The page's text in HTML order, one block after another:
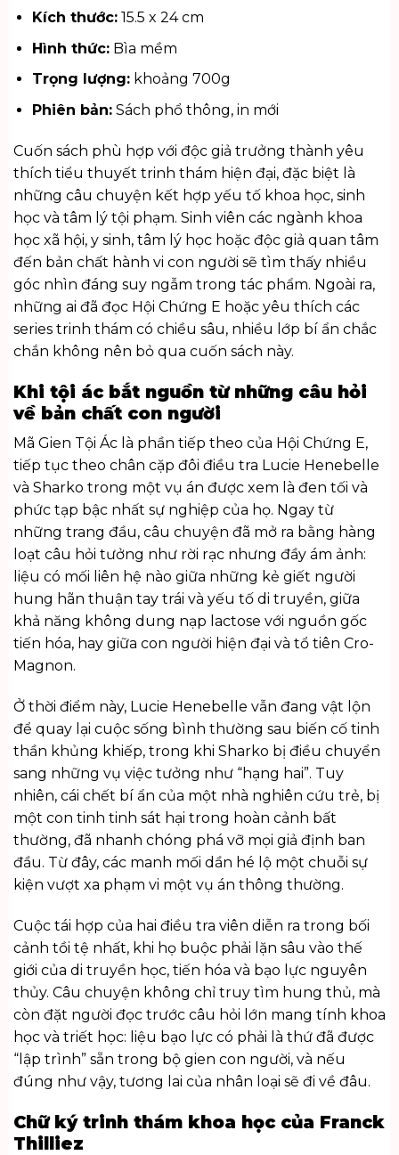
Kích thước:15.5 x 24 cm
Hình thức:Bìa mềm
Trọng lượng:khoảng 700g
Phiên bản:Sách phổ thông, in mới
Cuốn sách phù hợp với độc giả trưởng thành yêu
thích tiểu thuyết trinh thám hiện đại, đặc biệt là
những câu chuyện kết hợp yếu tố khoa học, sinh
học và tâm lý tội phạm. Sinh viên các ngành khoa
học xã hội, y sinh, tâm lý học hoặc độc giả quan tâm
đến bản chất hành vi con người sẽ tìm thấy nhiều
góc nhìn đáng suy ngẫm trong tác phẩm. Ngoài ra,
những ai đã đọc Hội Chứng E hoặc yêu thích các
series trinh thám có chiều sâu, nhiều lớp bí ẩn chắc
chắn không nên bỏ qua cuốn sách này.
Khi tội ác bắt nguồn từ những câu hỏi
về bản chất con người
Mã Gien Tội Ác là phần tiếp theo của Hội Chứng E,
tiếp tục theo chân cặp đôi điều tra Lucie Henebelle
và Sharko trong một vụ án được xem là đen tối và
phức tạp bậc nhất sự nghiệp của họ. Ngay từ
những trang đầu, câu chuyện đã mở ra bằng hàng
loạt câu hỏi tưởng như rời rạc nhưng đầy ám ảnh:
liệu có mối liên hệ nào giữa những kẻ giết người
hung hãn thuận tay trái và yếu tố di truyền, giữa
khả năng không dung nạp lactose với nguồn gốc
tiến hóa, hay giữa con người hiện đại và tổ tiên Cro-
Magnon.
Ở thời điểm này, Lucie Henebelle vẫn đang vật lộn
để quay lại cuộc sống bình thường sau biến cố tinh
thần khủng khiếp, trong khi Sharko bị điều chuyển
sang những vụ việc tưởng như “hạng hai”. Tuy
nhiên, cái chết bí ẩn của một nhà nghiên cứu trẻ, bị
một con tinh tinh sát hại trong hoàn cảnh bất
thường, đã nhanh chóng phá vỡ mọi giả định ban
đầu. Từ đây, các manh mối dần hé lộ một chuỗi sự
kiện vượt xa phạm vi một vụ án thông thường.
Cuộc tái hợp của hai điều tra viên diễn ra trong bối
cảnh tồi tệ nhất, khi họ buộc phải lặn sâu vào thế
giới của di truyền học, tiến hóa và bạo lực nguyên
thủy. Câu chuyện không chỉ truy tìm hung thủ, mà
còn đặt người đọc trước câu hỏi lớn mang tính khoa
học và triết học: liệu bạo lực có phải là thứ đã được
“lập trình” sẵn trong bộ gien con người, và nếu
đúng như vậy, tương lai của nhân loại sẽ đi về đâu.
Chữ ký trinh thám khoa học của Franck
Thilliez